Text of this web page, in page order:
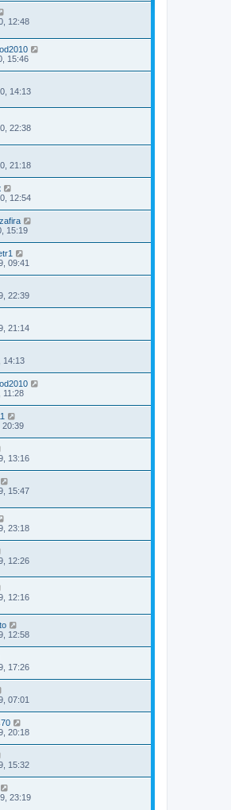
12:48
15:46
14:13
22:38
21:18
12:54
15:19
09:41
22:39
21:14
14:13
11:28
20:39
13:16
15:47
23:18
12:26
12:16
12:58
17:26
07:01
20:18
15:32
23:19